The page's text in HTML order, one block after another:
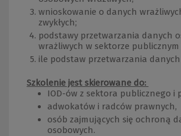
wnioskowanie o danych
zwykłych;
podstawy przetwarzania danych
wrażliwych w sektorze
ile podstaw przetwarzania
Szkolenie jest skierowane do:
IOD-ów z sektora publicznego i
adwokatów i radców prawnych,
osób zajmujących się ochroną
osobowych.